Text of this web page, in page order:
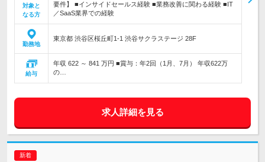
対象と
なる方
要件】 ■インサイドセールス経験 ■業務改善に関わる経験 ■IT
／SaaS業界での経験
勤務地
東京都 渋谷区桜丘町1-1 渋谷サクラステージ 28F
給与
年収 622 ～ 841 万円 ■賞与：年2回（1月、7月） 年収622万
の…
求人詳細を見る